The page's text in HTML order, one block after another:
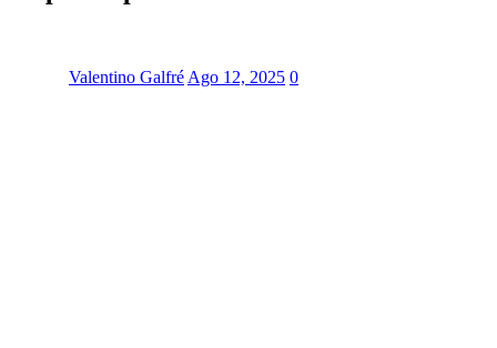
Valentino Galfré Ago 12, 2025 0